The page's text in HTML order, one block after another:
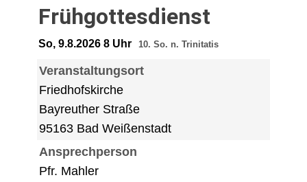
Frühgottesdienst
So, 9.8.2026 8 Uhr 10. So. n. Trinitatis
Veranstaltungsort
Friedhofskirche
Bayreuther Straße
95163 Bad Weißenstadt
Ansprechperson
Pfr. Mahler